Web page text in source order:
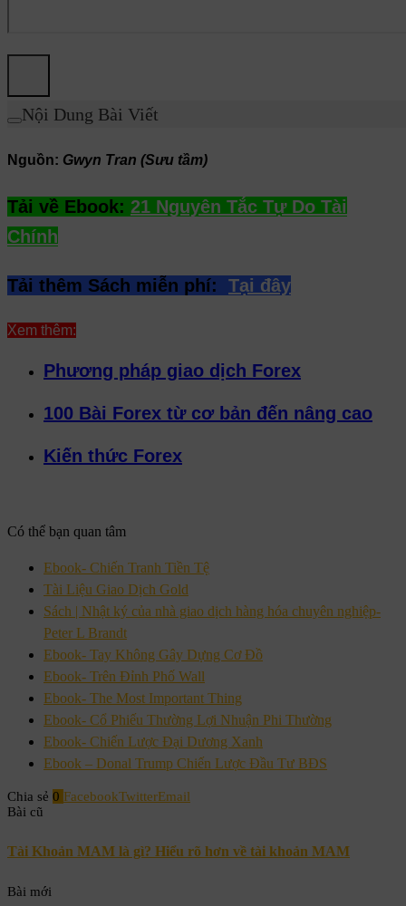
Nội Dung Bài Viết
Nguồn: Gwyn Tran (Sưu tầm)
Tải về Ebook: 21 Nguyên Tắc Tự Do Tài
Chính
Tải thêm Sách miễn phí: Tại đây
Xem thêm:
Phương pháp giao dịch Forex
100 Bài Forex từ cơ bản đến nâng cao
Kiến thức Forex
Có thể bạn quan tâm
Ebook- Chiến Tranh Tiền Tệ
Tài Liệu Giao Dịch Gold
Sách | Nhật ký của nhà giao dịch hàng hóa chuyên nghiệp-
Peter L Brandt
Ebook- Tay Không Gây Dựng Cơ Đồ
Ebook- Trên Đỉnh Phố Wall
Ebook- The Most Important Thing
Ebook- Cổ Phiếu Thường Lợi Nhuận Phi Thường
Ebook- Chiến Lược Đại Dương Xanh
Ebook – Donal Trump Chiến Lược Đầu Tư BĐS
Chia sẻ 0 FacebookTwitterEmail
Bài cũ
Tài Khoản MAM là gì? Hiểu rõ hơn về tài khoản MAM
Bài mới